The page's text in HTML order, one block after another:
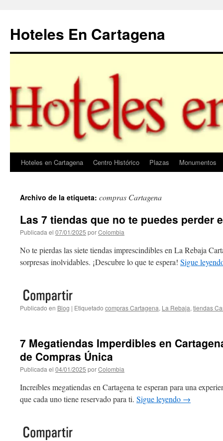
contenido
Hoteles En Cartagena
Hoteles en Cartagena Centro Histórico Plazas Monumentos
Archivo de la etiqueta: compras Cartagena
Las 7 tiendas que no te puedes perder
Publicada el 07/01/2025 porColombia
No te pierdas las siete tiendas imprescindibles en La Rebaja
sorpresas inolvidables. ¡Descubre lo que te espera! Sigue
Publicado en Blog | Etiquetado compras Cartagena, La Rebaja, tiendas
7 Megatiendas Imperdibles en
de Compras Única
Publicada el 04/01/2025 porColombia
Increíbles megatiendas en Cartagena te esperan para una
que cada uno tiene reservado para ti. Sigue leyendo →